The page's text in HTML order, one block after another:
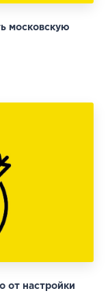
московскую
от настройки